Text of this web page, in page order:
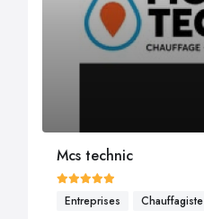
Mcs technic
Entreprises Chauffagiste